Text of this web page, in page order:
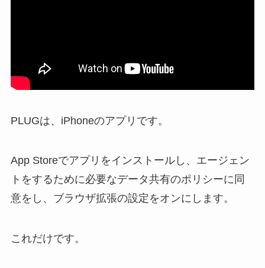
PLUGは、iPhoneのアプリです。
App Storeでアプリをインストールし、エージェン
トをするために必要なデータ共有のポリシーに同
意をし、ブラウザ拡張の設定をオンにします。
これだけです。